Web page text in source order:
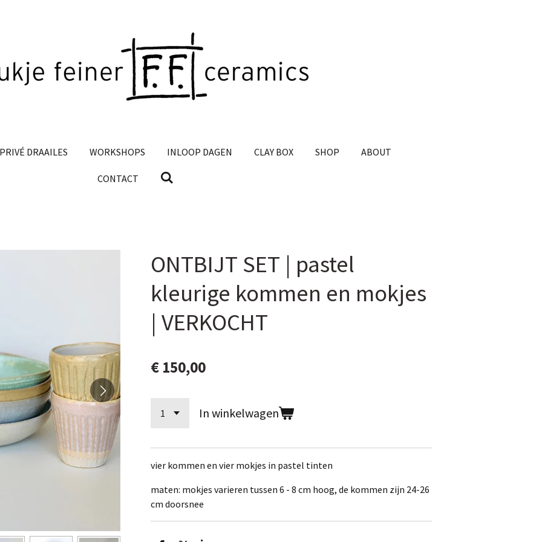
PRIVÉ DRAAILES WORKSHOPS INLOOP DAGEN CLAY BOX SHOP ABOUT
CONTACT
ONTBIJT SET | pastel
kleurige kommen en mokjes
| VERKOCHT
€ 150,00
In winkelwagen
vier kommen en vier mokjes in pastel tinten
maten: mokjes varieren tussen 6 - 8 cm hoog, de kommen zijn 24-26
cm doorsnee